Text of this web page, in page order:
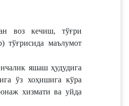
воз кечиш, тўғри
тўғрисида маълумот
яшаш ҳудудига
ўз хоҳишига кўра
хизмати ва уйда